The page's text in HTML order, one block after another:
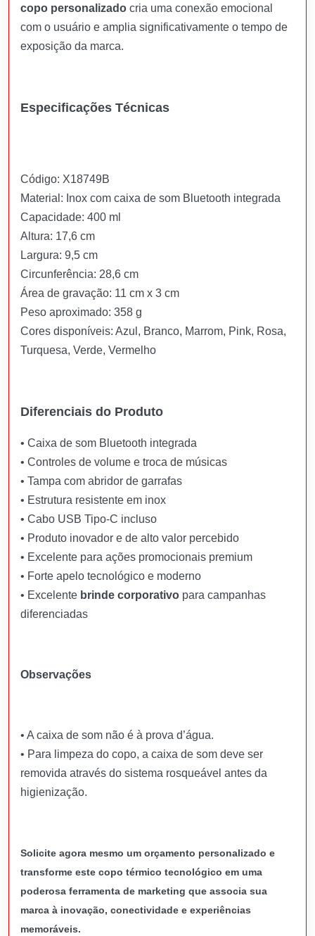
copo personalizado cria uma conexão emocional
com o usuário e amplia significativamente o tempo de
exposição da marca.
Especificações Técnicas
Código: X18749B
Material: Inox com caixa de som Bluetooth integrada
Capacidade: 400 ml
Altura: 17,6 cm
Largura: 9,5 cm
Circunferência: 28,6 cm
Área de gravação: 11 cm x 3 cm
Peso aproximado: 358 g
Cores disponíveis: Azul, Branco, Marrom, Pink, Rosa,
Turquesa, Verde, Vermelho
Diferenciais do Produto
• Caixa de som Bluetooth integrada
• Controles de volume e troca de músicas
• Tampa com abridor de garrafas
• Estrutura resistente em inox
• Cabo USB Tipo-C incluso
• Produto inovador e de alto valor percebido
• Excelente para ações promocionais premium
• Forte apelo tecnológico e moderno
• Excelente brinde corporativo para campanhas
diferenciadas
Observações
• A caixa de som não é à prova d’água.
• Para limpeza do copo, a caixa de som deve ser
removida através do sistema rosqueável antes da
higienização.
Solicite agora mesmo um orçamento personalizado e
transforme este copo térmico tecnológico em uma
poderosa ferramenta de marketing que associa sua
marca à inovação, conectividade e experiências
memoráveis.